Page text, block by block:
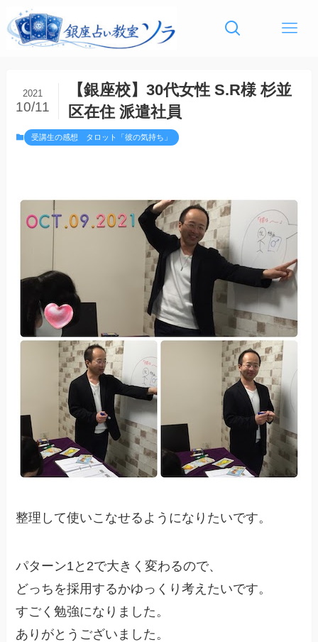
【銀座校】30代女性 S.R様 杉並
区在住 派遣社員
2021
10/11
受講生の感想 タロット「彼の気持ち」
整理して使いこなせるようになりたいです。
パターン1と2で大きく変わるので、
どっちを採用するかゆっくり考えたいです。
すごく勉強になりました。
ありがとうございました。